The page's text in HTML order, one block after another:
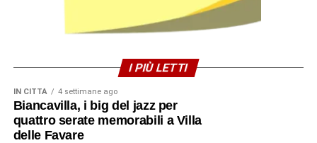
I PIÙ LETTI
IN CITTÀ 4 settimane ago
Biancavilla, i big del jazz per
quattro serate memorabili a Villa
delle Favare